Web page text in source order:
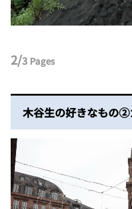
2/3 Pages
木谷生の好きなもの②